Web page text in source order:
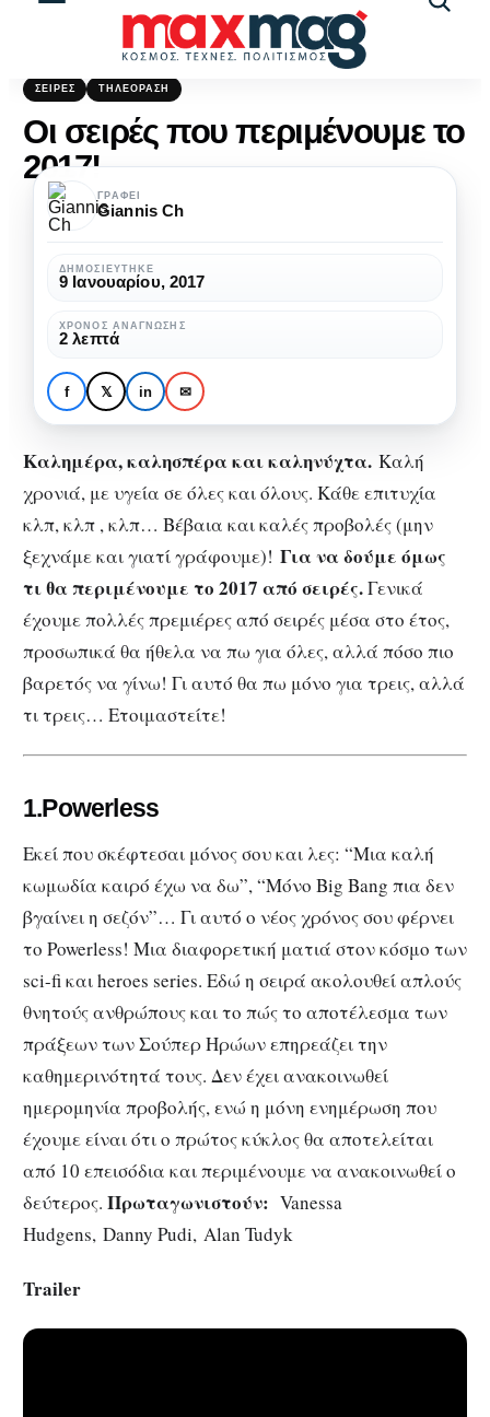
ΣΕΙΡΈΣ ΤΗΛΕΌΡΑΣΗ
Οι σειρές που περιμένουμε το
2017!
ΓΡΆΦΕΙ
Giannis Ch
ΔΗΜΟΣΙΕΎΤΗΚΕ
9 Ιανουαρίου, 2017
ΧΡΌΝΟΣ ΑΝΆΓΝΩΣΗΣ
2 λεπτά
f 𝕏 in ✉
Καλημέρα, καλησπέρα και καληνύχτα. Καλή
χρονιά, με υγεία σε όλες και όλους. Κάθε επιτυχία
κλπ, κλπ , κλπ… Βέβαια και καλές προβολές (μην
ξεχνάμε και γιατί γράφουμε)! Για να δούμε όμως
τι θα περιμένουμε το 2017 από σειρές.Γενικά
έχουμε πολλές πρεμιέρες από σειρές μέσα στο έτος,
προσωπικά θα ήθελα να πω για όλες, αλλά πόσο πιο
βαρετός να γίνω! Γι αυτό θα πω μόνο για τρεις, αλλά
τι τρεις… Ετοιμαστείτε!
1.Powerless
Εκεί που σκέφτεσαι μόνος σου και λες: “Μια καλή
κωμωδία καιρό έχω να δω”, “Mόνο Big Bang πια δεν
βγαίνει η σεζόν”… Γι αυτό ο νέος χρόνος σου φέρνει
το Powerless! Μια διαφορετική ματιά στον κόσμο των
sci-fi και heroes series. Εδώ η σειρά ακολουθεί απλούς
θνητούς ανθρώπους και το πώς το αποτέλεσμα των
πράξεων των Σούπερ Ηρώων επηρεάζει την
καθημερινότητά τους. Δεν έχει ανακοινωθεί
ημερομηνία προβολής, ενώ η μόνη ενημέρωση που
έχουμε είναι ότι ο πρώτος κύκλος θα αποτελείται
από 10 επεισόδια και περιμένουμε να ανακοινωθεί ο
δεύτερος. Πρωταγωνιστούν: Vanessa
Hudgens, Danny Pudi, Alan Tudyk
Trailer